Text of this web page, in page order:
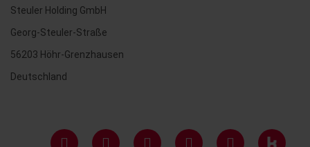
Steuler Holding GmbH
Georg-Steuler-Straße
56203 Höhr-Grenzhausen
Deutschland